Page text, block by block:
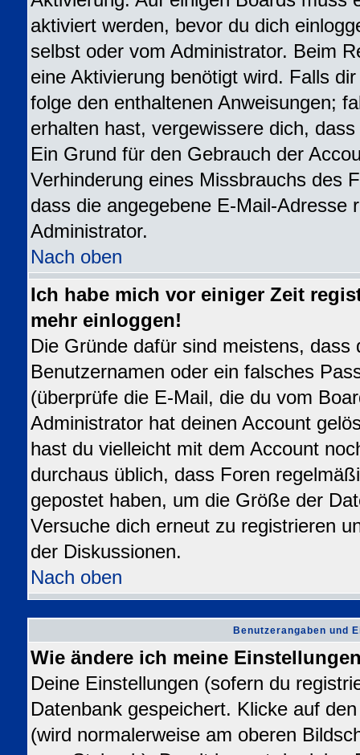
aktiviert werden, bevor du dich
selbst oder vom Administrator. Beim
eine Aktivierung benötigt wird. Falls
folge den enthaltenen Anweisungen;
erhalten hast, vergewissere dich,
Ein Grund für den Gebrauch der
Verhinderung eines Missbrauchs des
dass die angegebene E-Mail-Adresse
Administrator.
Nach oben
Ich habe mich vor einiger Zeit
mehr einloggen!
Die Gründe dafür sind meistens, dass
Benutzernamen oder ein falsches
(überprüfe die E-Mail, die du vom
Administrator hat deinen Account
hast du vielleicht mit dem Account
durchaus üblich, dass Foren
gepostet haben, um die Größe der
Versuche dich erneut zu registrieren
der Diskussionen.
Nach oben
Benutzerangaben und
Wie ändere ich meine
Deine Einstellungen (sofern du
Datenbank gespeichert. Klicke auf
(wird normalerweise am oberen